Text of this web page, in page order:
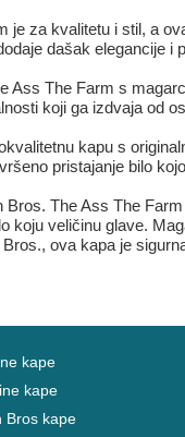
je za kvalitetu i stil, a
dašak elegancije i
Ass The Farm s
koji ga izdvaja od
kapu s
pristajanje bilo
Bros. The Ass The
koju veličinu glave.
ova kapa je
kape
kape
Bros kape